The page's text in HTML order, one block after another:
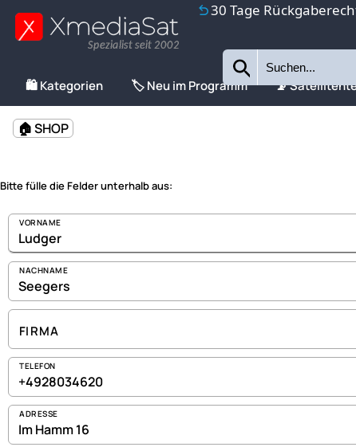
30 Tage
Spezialist seit 2002
🛍️ Kategorien 🏷️ Neu im Programm 📡
🏠 SHOP
Bitte fülle die Felder unterhalb aus:
VORNAME
NACHNAME
FIRMA
TELEFON
ADRESSE